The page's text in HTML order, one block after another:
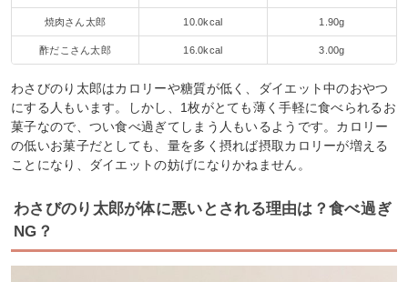
焼肉さん太郎 10.0kcal 1.90g
酢だこさん太郎 16.0kcal 3.00g
わさびのり太郎はカロリーや糖質が低く、ダイエット中のおやつ
にする人もいます。しかし、1枚がとても薄く手軽に食べられるお
菓子なので、つい食べ過ぎてしまう人もいるようです。カロリー
の低いお菓子だとしても、量を多く摂れば摂取カロリーが増える
ことになり、ダイエットの妨げになりかねません。
わさびのり太郎が体に悪いとされる理由は？食べ過ぎ
NG？